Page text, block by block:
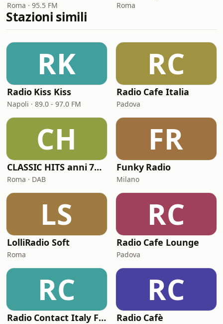
Roma · 95.5 FM Roma
Stazioni simili
RK
Radio Kiss Kiss
Napoli · 89.0 - 97.0 FM
RC
Radio Cafe Italia
Padova
CH
CLASSIC HITS anni 70 80 90
Roma · DAB
FR
Funky Radio
Milano
LS
LolliRadio Soft
Roma
RC
Radio Cafe Lounge
Padova
RC
Radio Contact Italy Funky Soul Disco
RC
Radio Cafè